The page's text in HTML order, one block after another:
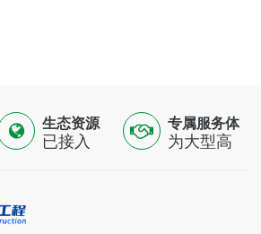
生态资源
已接入
专属服务体
验
为大型高